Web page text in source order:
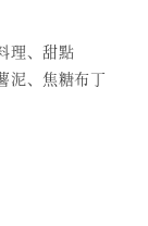
理、甜點
泥、焦糖布丁